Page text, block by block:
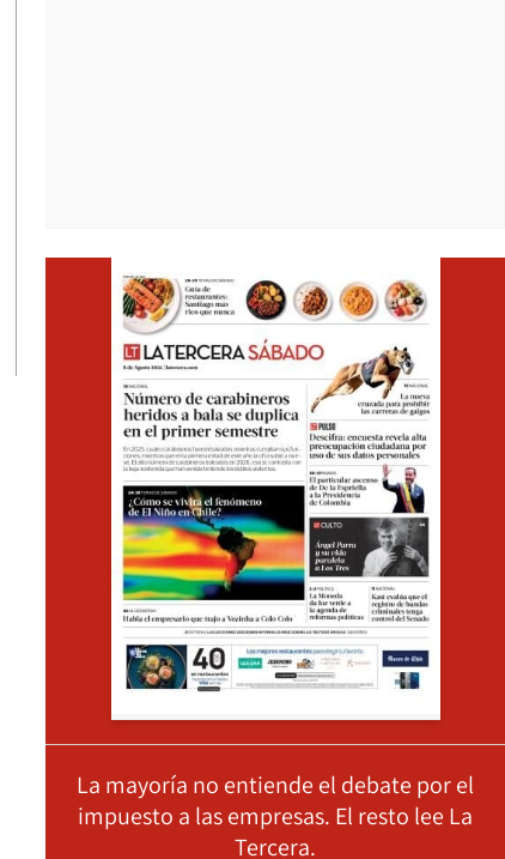
La mayoría no entiende el debate por el
impuesto a las empresas. El resto lee La
Tercera.